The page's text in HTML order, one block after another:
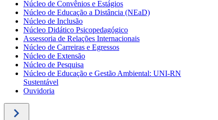
Núcleo de Convênios e Estágios
Núcleo de Educação a Distância (NEaD)
Núcleo de Inclusão
Núcleo Didático Psicopedagógico
Assessoria de Relações Internacionais
Núcleo de Carreiras e Egressos
Núcleo de Extensão
Núcleo de Pesquisa
Núcleo de Educação e Gestão Ambiental: UNI-RN
Sustentável
Ouvidoria